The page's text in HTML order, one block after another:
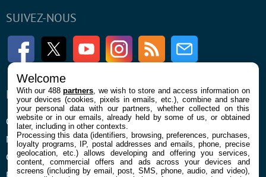
SUIVEZ-NOUS
FacebookTwitter Youtube InstagramRSS Newsletter
ENTREPRISE
Qui sommes nous
Mentions légales et CGU
Confidentialité et Cookies
À PROPOS
La rédaction
Contact
Welcome
With our 488partners , we wish to store and access information on
your devices (cookies, pixels in emails, etc.), combine and share
your personal data with our partners, whether collected on this
website or in our emails, already held by some of us, or obtained
later, including in other contexts.
Processing this data (identifiers, browsing, preferences, purchases,
loyalty programs, IP, postal addresses and emails, phone, precise
geolocation, etc.) allows developing and offering you services,
content, commercial offers and ads across your devices and
screens (including by email, post, SMS, phone, audio, and video),